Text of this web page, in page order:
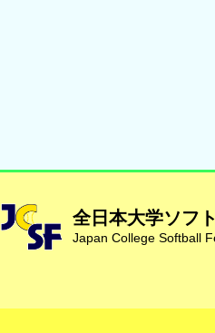
全日本大学ソフ
Japan College Softball